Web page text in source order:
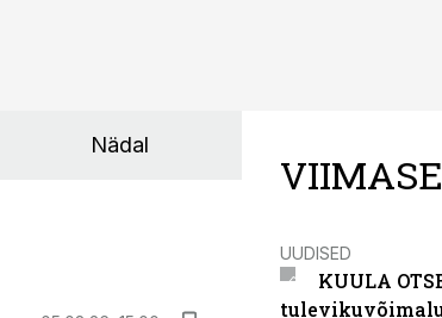
Nädal
UUDISED
KUULA